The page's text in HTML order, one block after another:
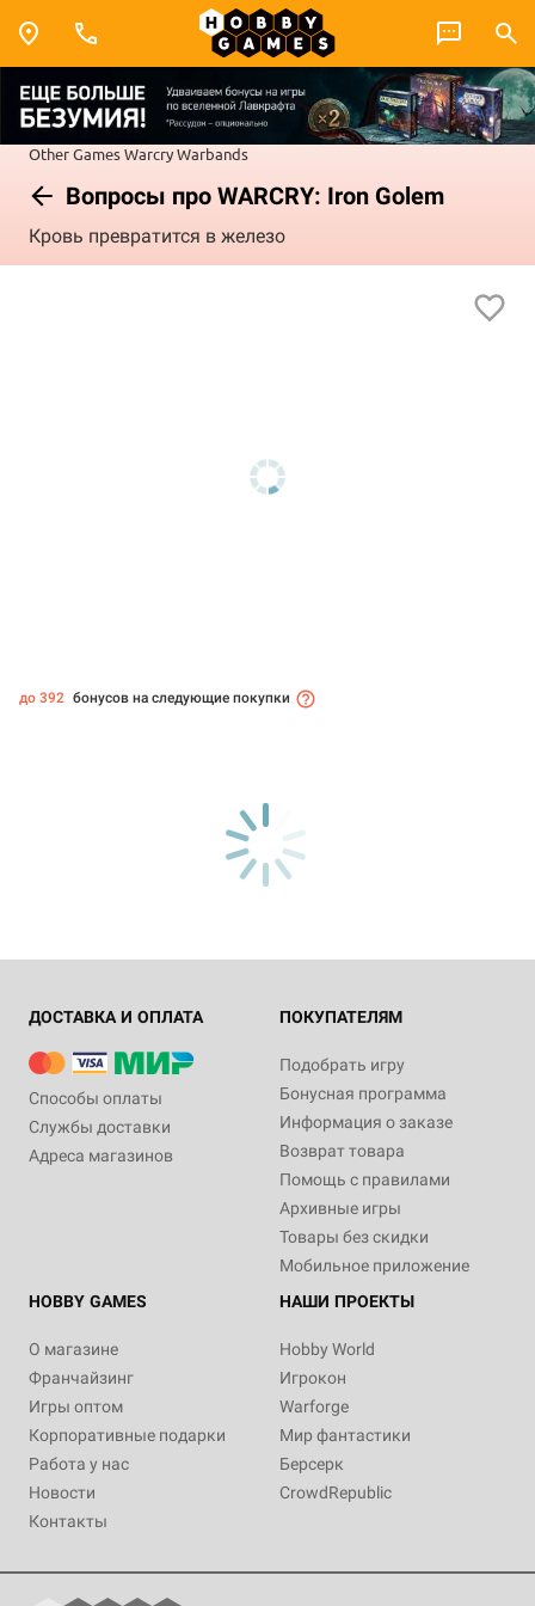
Other GamesWarcryWarbands
Вопросы про WARCRY: Iron Golem
Кровь превратится в железо
до 392 бонусов на следующие покупки
ДОСТАВКА И ОПЛАТА
Способы оплаты
Службы доставки
Адреса магазинов
ПОКУПАТЕЛЯМ
Подобрать игру
Бонусная программа
Информация о заказе
Возврат товара
Помощь с правилами
Архивные игры
Товары без скидки
Мобильное приложение
HOBBY GAMES
О магазине
Франчайзинг
Игры оптом
Корпоративные подарки
Работа у нас
Новости
Контакты
НАШИ ПРОЕКТЫ
Hobby World
Игрокон
Warforge
Мир фантастики
Берсерк
CrowdRepublic